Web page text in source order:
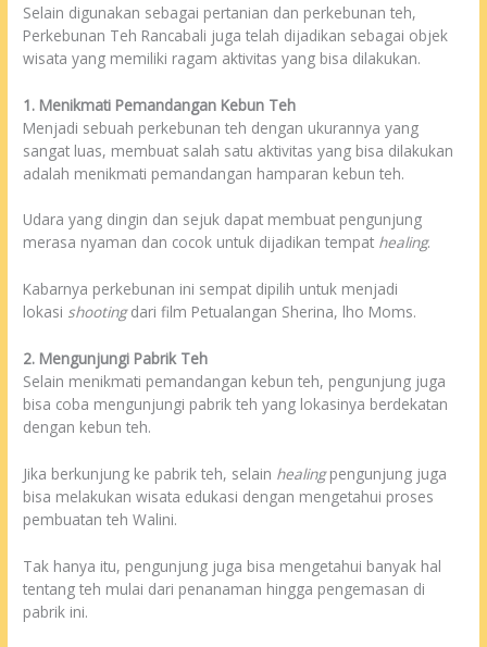
Selain digunakan sebagai pertanian dan perkebunan teh,
Perkebunan Teh Rancabali juga telah dijadikan sebagai objek
wisata yang memiliki ragam aktivitas yang bisa dilakukan.
1. Menikmati Pemandangan Kebun Teh
Menjadi sebuah perkebunan teh dengan ukurannya yang
sangat luas, membuat salah satu aktivitas yang bisa dilakukan
adalah menikmati pemandangan hamparan kebun teh.
Udara yang dingin dan sejuk dapat membuat pengunjung
merasa nyaman dan cocok untuk dijadikan tempat healing.
Kabarnya perkebunan ini sempat dipilih untuk menjadi
lokasi shootingdari film Petualangan Sherina, lho Moms.
2. Mengunjungi Pabrik Teh
Selain menikmati pemandangan kebun teh, pengunjung juga
bisa coba mengunjungi pabrik teh yang lokasinya berdekatan
dengan kebun teh.
Jika berkunjung ke pabrik teh, selain healingpengunjung juga
bisa melakukan wisata edukasi dengan mengetahui proses
pembuatan teh Walini.
Tak hanya itu, pengunjung juga bisa mengetahui banyak hal
tentang teh mulai dari penanaman hingga pengemasan di
pabrik ini.